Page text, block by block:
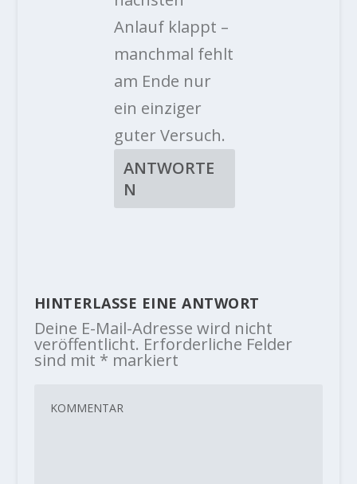
Anlauf klappt –
manchmal fehlt
am Ende nur
ein einziger
guter Versuch.
ANTWORTE
N
HINTERLASSE EINE ANTWORT
Deine E-Mail-Adresse wird nicht
veröffentlicht. Erforderliche Felder
sind mit * markiert